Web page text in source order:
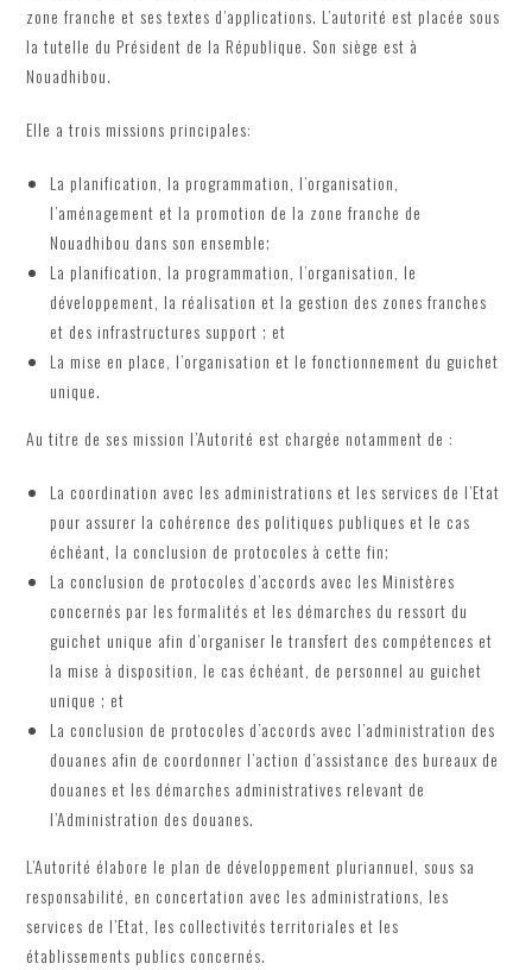
zone franche et ses textes d’applications. L’autorité est placée sous
la tutelle du Président de la République. Son siège est à
Nouadhibou.
Elle a trois missions principales:
La planification, la programmation, l’organisation,
l’aménagement et la promotion de la zone franche de
Nouadhibou dans son ensemble;
La planification, la programmation, l’organisation, le
développement, la réalisation et la gestion des zones franches
et des infrastructures support ; et
La mise en place, l’organisation et le fonctionnement du guichet
unique.
Au titre de ses mission l’Autorité est chargée notamment de :
La coordination avec les administrations et les services de l’Etat
pour assurer la cohérence des politiques publiques et le cas
échéant, la conclusion de protocoles à cette fin;
La conclusion de protocoles d’accords avec les Ministères
concernés par les formalités et les démarches du ressort du
guichet unique afin d’organiser le transfert des compétences et
la mise à disposition, le cas échéant, de personnel au guichet
unique ; et
La conclusion de protocoles d’accords avec l’administration des
douanes afin de coordonner l’action d’assistance des bureaux de
douanes et les démarches administratives relevant de
l’Administration des douanes.
L’Autorité élabore le plan de développement pluriannuel, sous sa
responsabilité, en concertation avec les administrations, les
services de l’Etat, les collectivités territoriales et les
établissements publics concernés.